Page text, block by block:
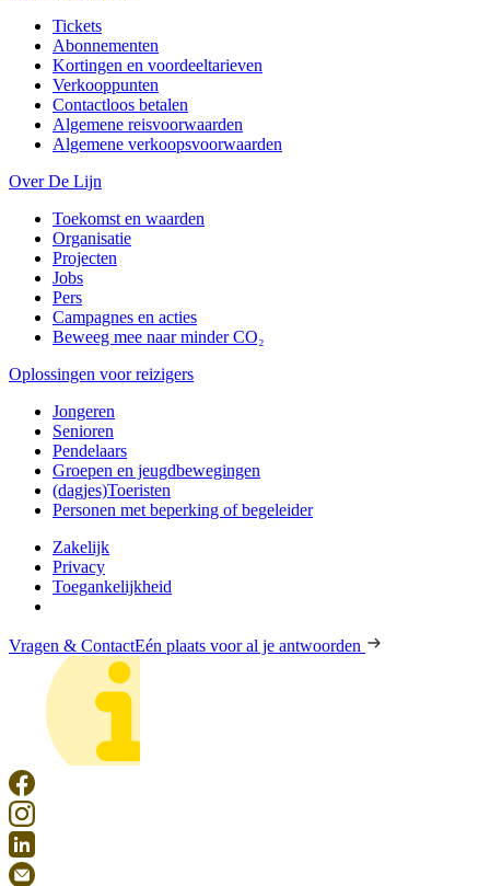
Tickets
Abonnementen
Kortingen en voordeeltarieven
Verkooppunten
Contactloos betalen
Algemene reisvoorwaarden
Algemene verkoopsvoorwaarden
Over De Lijn
Toekomst en waarden
Organisatie
Projecten
Jobs
Pers
Campagnes en acties
Beweeg mee naar minder CO₂
Oplossingen voor reizigers
Jongeren
Senioren
Pendelaars
Groepen en jeugdbewegingen
(dagjes)Toeristen
Personen met beperking of begeleider
Zakelijk
Privacy
Toegankelijkheid
Vragen & ContactEén plaats voor al je antwoorden